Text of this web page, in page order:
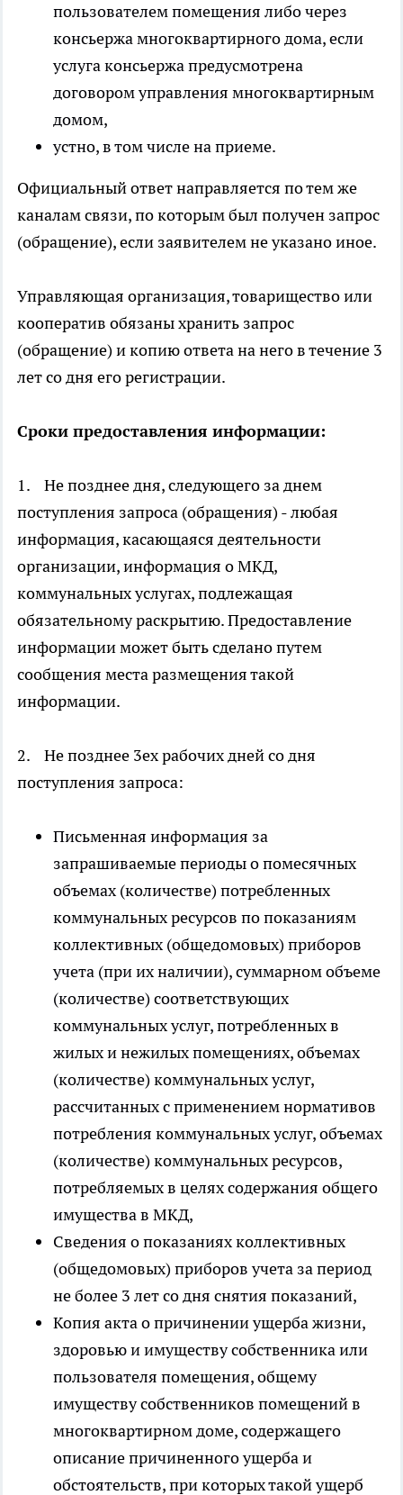
пользователем помещения либо через
консьержа многоквартирного дома, если
услуга консьержа предусмотрена
договором управления многоквартирным
домом,
устно, в том числе на приеме.
Официальный ответ направляется по тем же
каналам связи, по которым был получен запрос
(обращение), если заявителем не указано иное.
Управляющая организация, товарищество или
кооператив обязаны хранить запрос
(обращение) и копию ответа на него в течение 3
лет со дня его регистрации.
Сроки предоставления информации:
1. Не позднее дня, следующего за днем
поступления запроса (обращения) - любая
информация, касающаяся деятельности
организации, информация о МКД,
коммунальных услугах, подлежащая
обязательному раскрытию. Предоставление
информации может быть сделано путем
сообщения места размещения такой
информации.
2. Не позднее 3ех рабочих дней со дня
поступления запроса:
Письменная информация за
запрашиваемые периоды о помесячных
объемах (количестве) потребленных
коммунальных ресурсов по показаниям
коллективных (общедомовых) приборов
учета (при их наличии), суммарном объеме
(количестве) соответствующих
коммунальных услуг, потребленных в
жилых и нежилых помещениях, объемах
(количестве) коммунальных услуг,
рассчитанных с применением нормативов
потребления коммунальных услуг, объемах
(количестве) коммунальных ресурсов,
потребляемых в целях содержания общего
имущества в МКД,
Сведения о показаниях коллективных
(общедомовых) приборов учета за период
не более 3 лет со дня снятия показаний,
Копия акта о причинении ущерба жизни,
здоровью и имуществу собственника или
пользователя помещения, общему
имуществу собственников помещений в
многоквартирном доме, содержащего
описание причиненного ущерба и
обстоятельств, при которых такой ущерб